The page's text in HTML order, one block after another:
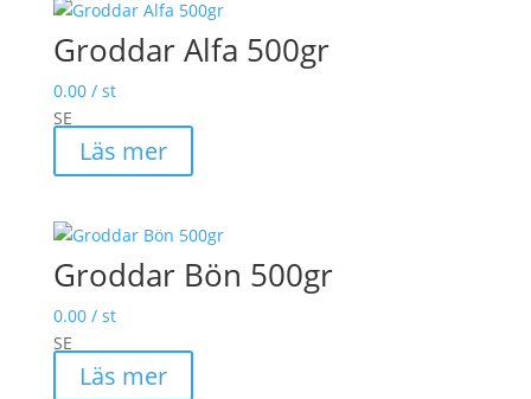
Groddar Alfa 500gr
0.00/ st
SE
Läs mer
Groddar Bön 500gr
0.00/ st
SE
Läs mer